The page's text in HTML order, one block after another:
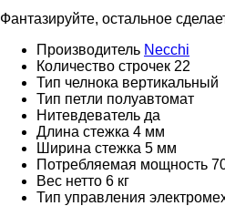
Фантазируйте, остальное
Производитель Necchi
Количество строчек 22
Тип челнока вертикальный
Тип петли полуавтомат
Нитевдеватель да
Длина стежка 4 мм
Ширина стежка 5 мм
Потребляемая мощность
Вес нетто 6 кг
Тип управления